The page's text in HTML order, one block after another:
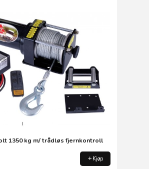
1350 kg m/ trådløs fjernkontroll
Kjøp